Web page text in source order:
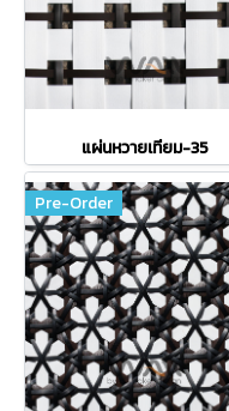
แผ่นหวายเทียม-35
Pre-Order